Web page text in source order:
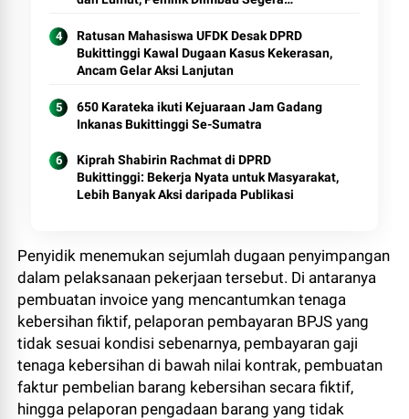
Ratusan Mahasiswa UFDK Desak DPRD
Bukittinggi Kawal Dugaan Kasus Kekerasan,
Ancam Gelar Aksi Lanjutan
650 Karateka ikuti Kejuaraan Jam Gadang
Inkanas Bukittinggi Se-Sumatra
Kiprah Shabirin Rachmat di DPRD
Bukittinggi: Bekerja Nyata untuk Masyarakat,
Lebih Banyak Aksi daripada Publikasi
Penyidik menemukan sejumlah dugaan penyimpangan
dalam pelaksanaan pekerjaan tersebut. Di antaranya
pembuatan invoice yang mencantumkan tenaga
kebersihan fiktif, pelaporan pembayaran BPJS yang
tidak sesuai kondisi sebenarnya, pembayaran gaji
tenaga kebersihan di bawah nilai kontrak, pembuatan
faktur pembelian barang kebersihan secara fiktif,
hingga pelaporan pengadaan barang yang tidak